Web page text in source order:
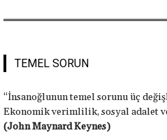
TEMEL SORUN
“İnsanoğlunun temel sorunu üç
Ekonomik verimlilik, sosyal adalet
(John Maynard Keynes)